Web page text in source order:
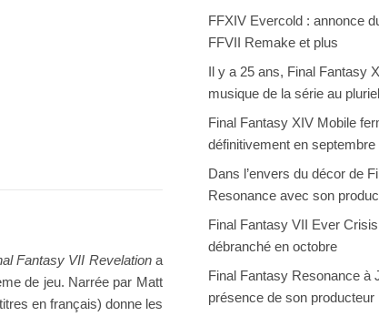
Fantasy VII Revelationa
de jeu. Narrée par Matt
en français) donne les
FFXIV Evercold : annonce
FFVII Remake et plus
Il y a 25 ans, Final Fantasy
musique de la série au pluriel
Final Fantasy XIV Mobile
définitivement en septembre
Dans l’envers du décor de
Resonance avec son
Final Fantasy VII Ever
débranché en octobre
Final Fantasy Resonance à
présence de son producteur